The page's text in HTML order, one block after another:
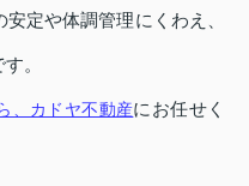
定や体調管理にくわえ、
。
、カドヤ不動産にお任せく